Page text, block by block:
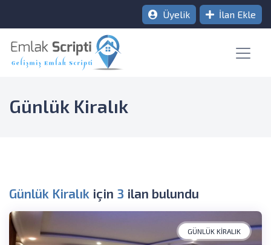
Üyelik İlan Ekle
Günlük Kiralık
Günlük Kiralık için 3 ilan bulundu
GÜNLÜK KIRALIK